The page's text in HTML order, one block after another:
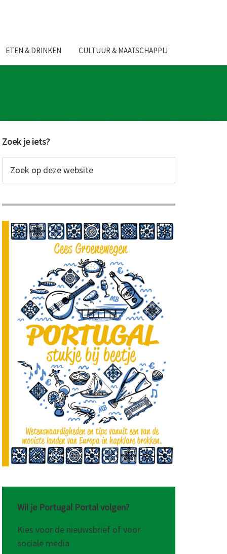
ETEN & DRINKEN CULTUUR & MAATSCHAPPIJ
Primaire
Sidebar
Zoek je iets?
op
website
Wil je Portugal Portal volgen?
Kies voor de nieuwsbrief of voor
sociale media